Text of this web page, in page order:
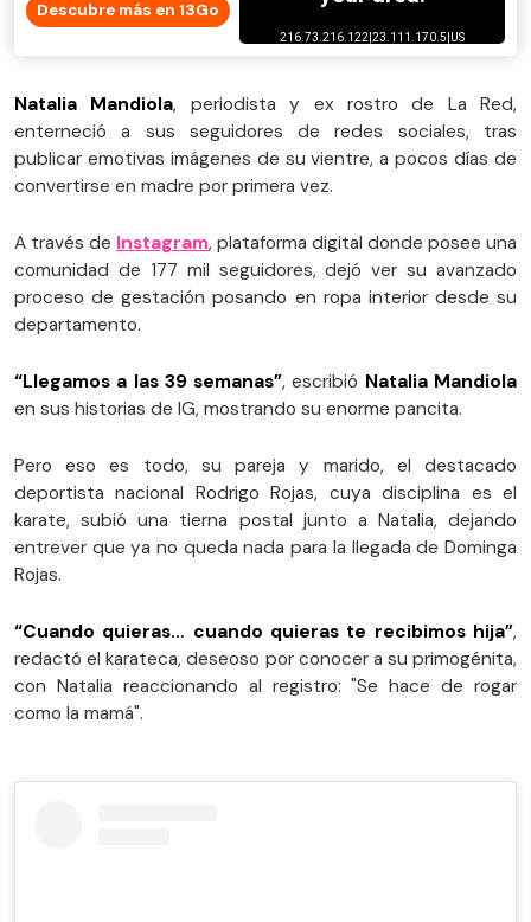
Descubre más en 13Go
Natalia Mandiola, periodista y ex rostro de La Red,
enterneció a sus seguidores de redes sociales, tras
publicar emotivas imágenes de su vientre, a pocos días de
convertirse en madre por primera vez.
A través de Instagram, plataforma digital donde posee una
comunidad de 177 mil seguidores, dejó ver su avanzado
proceso de gestación posando en ropa interior desde su
departamento.
“Llegamos a las 39 semanas”, escribió Natalia Mandiola
en sus historias de IG, mostrando su enorme pancita.
Pero eso es todo, su pareja y marido, el destacado
deportista nacional Rodrigo Rojas, cuya disciplina es el
karate, subió una tierna postal junto a Natalia, dejando
entrever que ya no queda nada para la llegada de Dominga
Rojas.
“Cuando quieras… cuando quieras te recibimos hija”,
redactó el karateca, deseoso por conocer a su primogénita,
con Natalia reaccionando al registro: "Se hace de rogar
como la mamá".